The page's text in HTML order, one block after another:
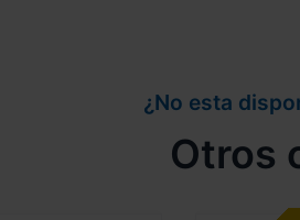
¿No esta
Otros